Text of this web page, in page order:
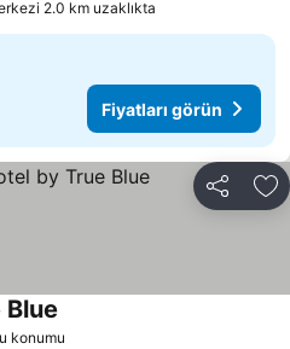
2.0 km uzaklıkta
Fiyatları görün
Paylaş
konumu
Blue